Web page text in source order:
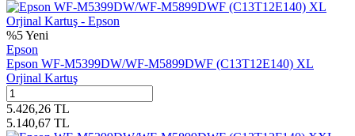
%5Yeni
Epson
Epson WF-M5399DW/WF-M5899DWF (C13T12E140) XL
Orjinal Kartuş
5.426,26 TL
5.140,67 TL